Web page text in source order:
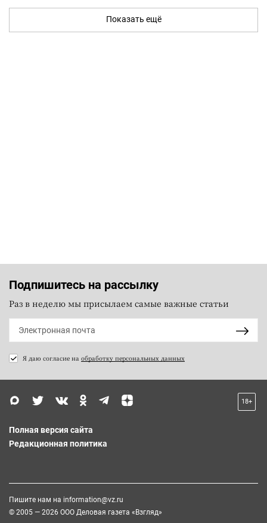
Показать ещё
Подпишитесь на рассылку
Раз в неделю мы присылаем самые важные статьи
Я даю согласие на обработку персональных данных
18+
Полная версия сайта
Редакционная политика
Пишите нам на information@vz.ru
© 2005 — 2026 ООО Деловая газета «Взгляд»